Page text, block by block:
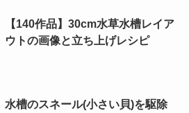
【140作品】30cm水草水槽レイア
ウトの画像と立ち上げレシピ
水槽のスネール(小さい貝)を駆除